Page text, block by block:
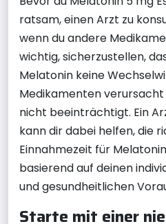
ratsam, einen Arzt zu
wenn du andere
wichtig, sicherzustellen,
Melatonin keine
Medikamenten verursacht
nicht beeinträchtigt. Ein
kann dir dabei helfen, die
Einnahmezeit für
basierend auf deinen
und gesundheitlichen
Starte mit einer